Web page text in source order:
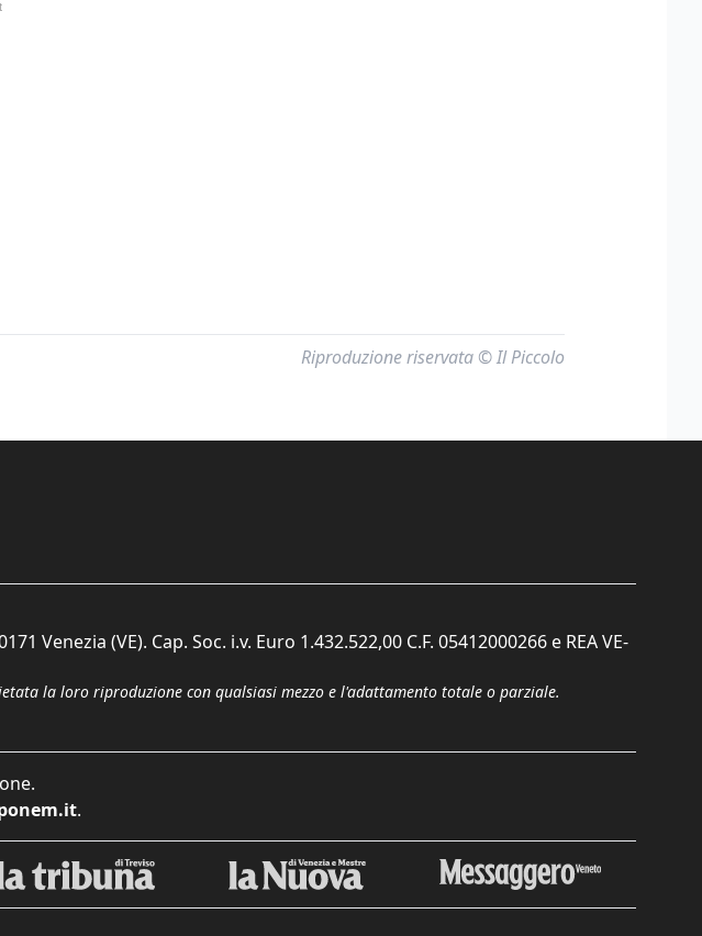
Riproduzione riservata © Il Piccolo
Venezia (VE). Cap. Soc. i.v. Euro 1.432.522,00 C.F. 05412000266 e REA VE-
la loro riproduzione con qualsiasi mezzo e l'adattamento totale o parziale.
.